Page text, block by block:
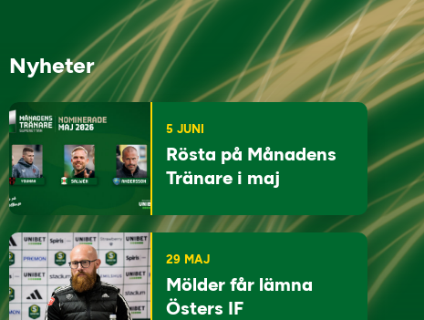
Nyheter
5 JUNI
Rösta på Månadens
Tränare i maj
29 MAJ
Mölder får lämna
Östers IF